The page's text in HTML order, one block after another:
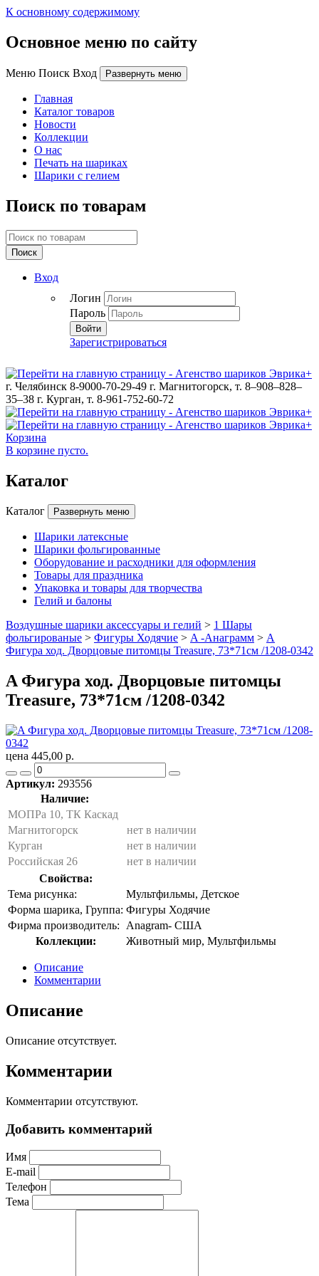
К основному содержимому
Основное меню по сайту
Меню Поиск Вход Развернуть меню
Главная
Каталог товаров
Новости
Коллекции
О нас
Печать на шариках
Шарики с гелием
Поиск по товарам
Поиск
Вход
Логин
Пароль
Войти
Зарегистрироваться
г. Челябинск 8-9000-70-29-49 г. Магнитогорск, т. 8–908–828–
35–38 г. Курган, т. 8-961-752-60-72
Корзина
В корзине пусто.
Каталог
Каталог Развернуть меню
Шарики латексные
Шарики фольгированные
Оборудование и расходники для оформления
Товары для праздника
Упаковка и товары для творчества
Гелий и балоны
Воздушные шарики аксессуары и гелий > 1 Шары
фольгированые > Фигуры Ходячие > A -Анаграмм > A
Фигура ход. Дворцовые питомцы Treasure, 73*71см /1208-0342
A Фигура ход. Дворцовые питомцы
Treasure, 73*71см /1208-0342
цена 445,00 р.
Артикул: 293556
Наличие:
МОПРа 10, ТК Каскад
Магнитогорск
нет в наличии
Курган
нет в наличии
Российская 26
нет в наличии
Свойства:
Тема рисунка:
Мультфильмы, Детское
Форма шарика, Группа: Фигуры Ходячие
Фирма производитель:
Anagram- США
Коллекции:
Животный мир, Мультфильмы
Описание
Комментарии
Описание
Описание отсутствует.
Комментарии
Комментарии отсутствуют.
Добавить комментарий
Имя
E-mail
Телефон
Тема